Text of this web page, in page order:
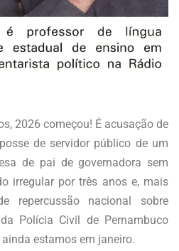
2026 começou! É acusação de
de servidor público de um
de pai de governadora sem
irregular por três anos e, mais
repercussão nacional sobre
Polícia Civil de Pernambuco
estamos em janeiro.